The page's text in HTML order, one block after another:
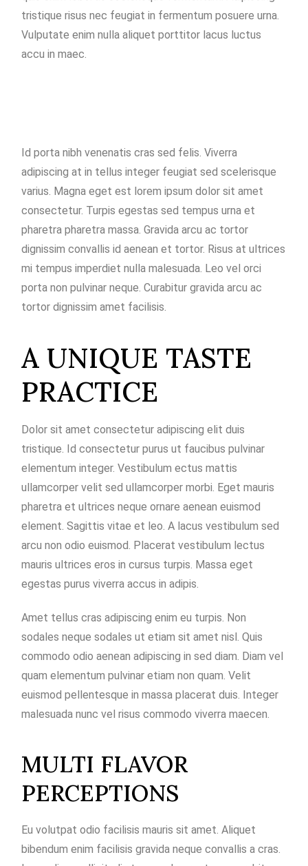
tristique risus nec feugiat in fermentum posuere urna.
Vulputate enim nulla aliquet porttitor lacus luctus
accu in maec.
Id porta nibh venenatis cras sed felis. Viverra
adipiscing at in tellus integer feugiat sed scelerisque
varius. Magna eget est lorem ipsum dolor sit amet
consectetur. Turpis egestas sed tempus urna et
pharetra pharetra massa. Gravida arcu ac tortor
dignissim convallis id aenean et tortor. Risus at ultrices
mi tempus imperdiet nulla malesuada. Leo vel orci
porta non pulvinar neque. Curabitur gravida arcu ac
tortor dignissim amet facilisis.
A UNIQUE TASTE
PRACTICE
Dolor sit amet consectetur adipiscing elit duis
tristique. Id consectetur purus ut faucibus pulvinar
elementum integer. Vestibulum ectus mattis
ullamcorper velit sed ullamcorper morbi. Eget mauris
pharetra et ultrices neque ornare aenean euismod
element. Sagittis vitae et leo. A lacus vestibulum sed
arcu non odio euismod. Placerat vestibulum lectus
mauris ultrices eros in cursus turpis. Massa eget
egestas purus viverra accus in adipis.
Amet tellus cras adipiscing enim eu turpis. Non
sodales neque sodales ut etiam sit amet nisl. Quis
commodo odio aenean adipiscing in sed diam. Diam vel
quam elementum pulvinar etiam non quam. Velit
euismod pellentesque in massa placerat duis. Integer
malesuada nunc vel risus commodo viverra maecen.
MULTI FLAVOR
PERCEPTIONS
Eu volutpat odio facilisis mauris sit amet. Aliquet
bibendum enim facilisis gravida neque convallis a cras.